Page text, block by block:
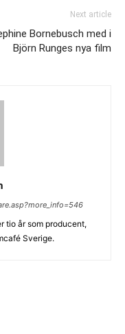
Next article
Bornebusch med i
Björn Runges nya film
tio år som producent,
Sverige.